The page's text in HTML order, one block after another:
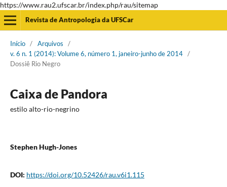
https://www.rau2.ufscar.br/index.php/rau/sitemap
Revista de Antropologia da UFSCar
Início / Arquivos
/
v. 6 n. 1 (2014): Volume 6, número 1, janeiro-junho de 2014 /
Dossiê Rio Negro
Caixa de Pandora
estilo alto-rio-negrino
Stephen Hugh-Jones
DOI: https://doi.org/10.52426/rau.v6i1.115